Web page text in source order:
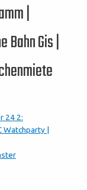
|
Bahn Gis |
24 2:
Watchparty |